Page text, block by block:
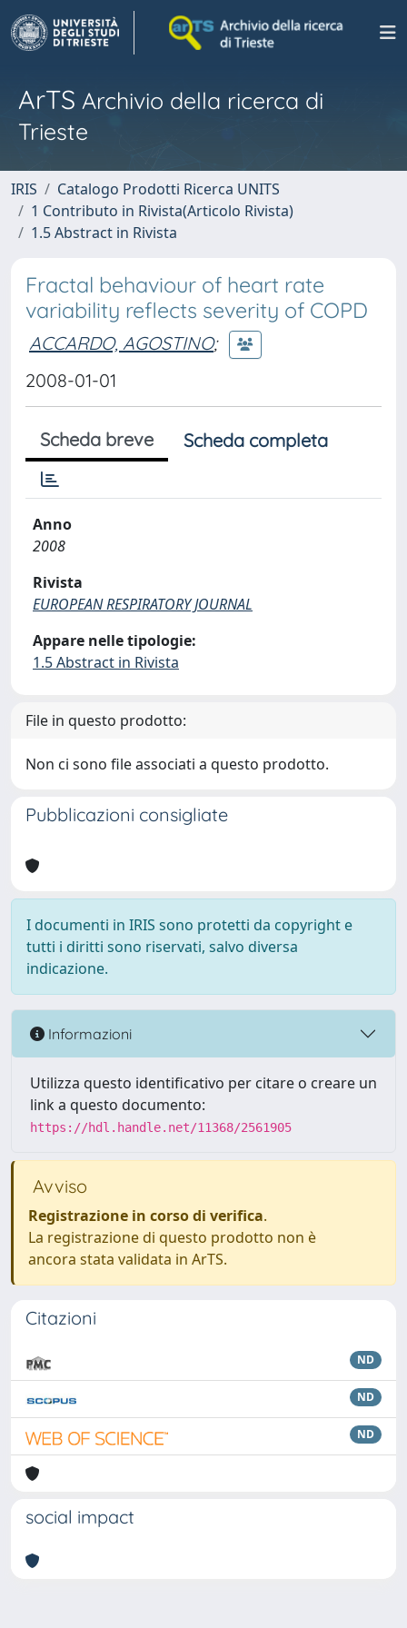
ArTS Archivio della ricerca di
Trieste
IRIS
Catalogo Prodotti Ricerca UNITS
1 Contributo in Rivista(Articolo Rivista)
1.5 Abstract in Rivista
Fractal behaviour of heart rate
variability reflects severity of COPD
ACCARDO, AGOSTINO;
2008-01-01
Scheda breve Scheda completa
Anno
2008
Rivista
EUROPEAN RESPIRATORY JOURNAL
Appare nelle tipologie:
1.5 Abstract in Rivista
File in questo prodotto:
Non ci sono file associati a questo prodotto.
Pubblicazioni consigliate
I documenti in IRIS sono protetti da copyright e
tutti i diritti sono riservati, salvo diversa
indicazione.
Informazioni
Utilizza questo identificativo per citare o creare un
link a questo documento:
https://hdl.handle.net/11368/2561905
Avviso
Registrazione in corso di verifica.
La registrazione di questo prodotto non è
ancora stata validata in ArTS.
Citazioni
ND
ND
ND
social impact